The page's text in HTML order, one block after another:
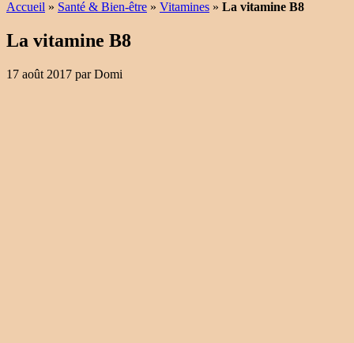
Accueil » Santé & Bien-être » Vitamines » La vitamine B8
La vitamine B8
17 août 2017 parDomi